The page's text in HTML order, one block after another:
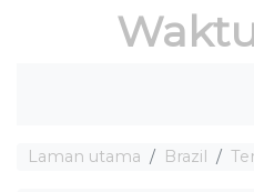
Laman utama Brazil